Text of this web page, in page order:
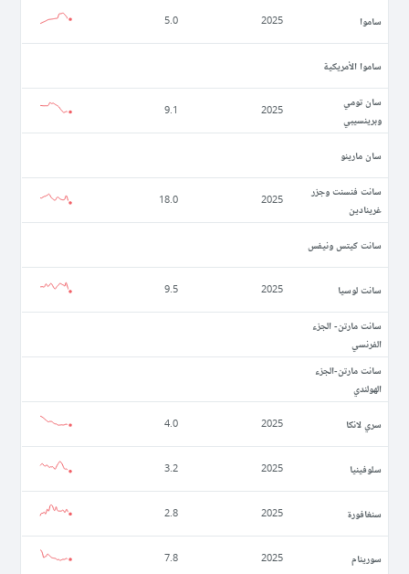
ساموا 2025
5.0
ساموا الأمريكية
سان تومي
وبرينسيبي
2025
9.1
سان مارينو
سانت فنسنت وجزر
غرينادين
2025
18.0
سانت كيتس ونيفس
سانت لوسيا 2025
9.5
سانت مارتن- الجزء
الفرنسي
سانت مارتن-الجزء
الهولندي
سري لانكا 2025
4.0
سلوفينيا 2025
3.2
سنغافورة 2025
2.8
سورينام 2025
7.8